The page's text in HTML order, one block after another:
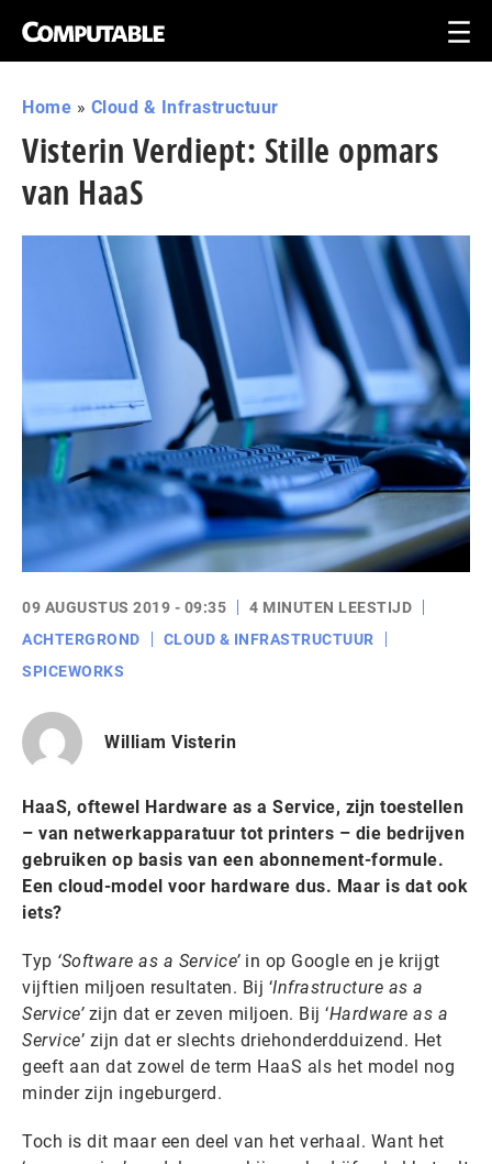
Home » Cloud & Infrastructuur
Visterin Verdiept: Stille opmars
van HaaS
09 AUGUSTUS 2019 - 09:35
4 MINUTEN LEESTIJD
ACHTERGROND
CLOUD & INFRASTRUCTUUR
SPICEWORKS
William Visterin
HaaS, oftewel Hardware as a Service, zijn toestellen
– van netwerkapparatuur tot printers – die bedrijven
gebruiken op basis van een abonnement-formule.
Een cloud-model voor hardware dus. Maar is dat ook
iets?
Typ ‘Software as a Service’in op Google en je krijgt
vijftien miljoen resultaten. Bij ‘Infrastructure as a
Service’zijn dat er zeven miljoen. Bij ‘Hardware as a
Service’ zijn dat er slechts driehonderdduizend. Het
geeft aan dat zowel de term HaaS als het model nog
minder zijn ingeburgerd.
Toch is dit maar een deel van het verhaal. Want het